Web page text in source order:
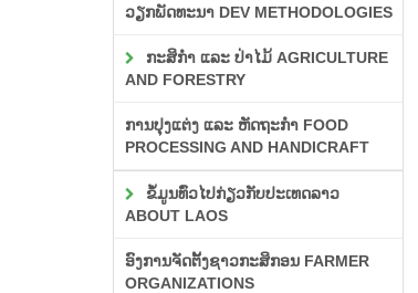
ວຽກພັດທະນາ DEV METHODOLOGIES
ກະສິກຳ ແລະ ປ່າໄມ້ AGRICULTURE
AND FORESTRY
ການປຸງແຕ່ງ ແລະ ຫັດຖະກຳ FOOD
PROCESSING AND HANDICRAFT
ຂໍ້ມູນທົ່ວໄປກ່ຽວກັບປະເທດລາວ
ABOUT LAOS
ອົງການຈັດຕັ້ງຊາວກະສິກອນ FARMER
ORGANIZATIONS